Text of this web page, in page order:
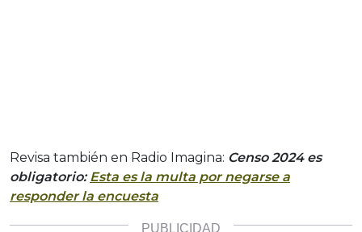
Revisa también en Radio Imagina: Censo 2024 es
obligatorio: Esta es la multa por negarse a
responder la encuesta